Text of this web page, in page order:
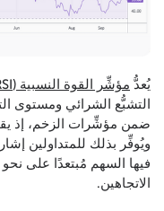
يُعدُّ مؤشِّر القوة النسبية (RSI)
ضمن مؤشِّرات الزخم، إذ
ويُوفِّر بذلك للمتداولين
فيها السهم مُبتعدًا على
الاتجاهين.